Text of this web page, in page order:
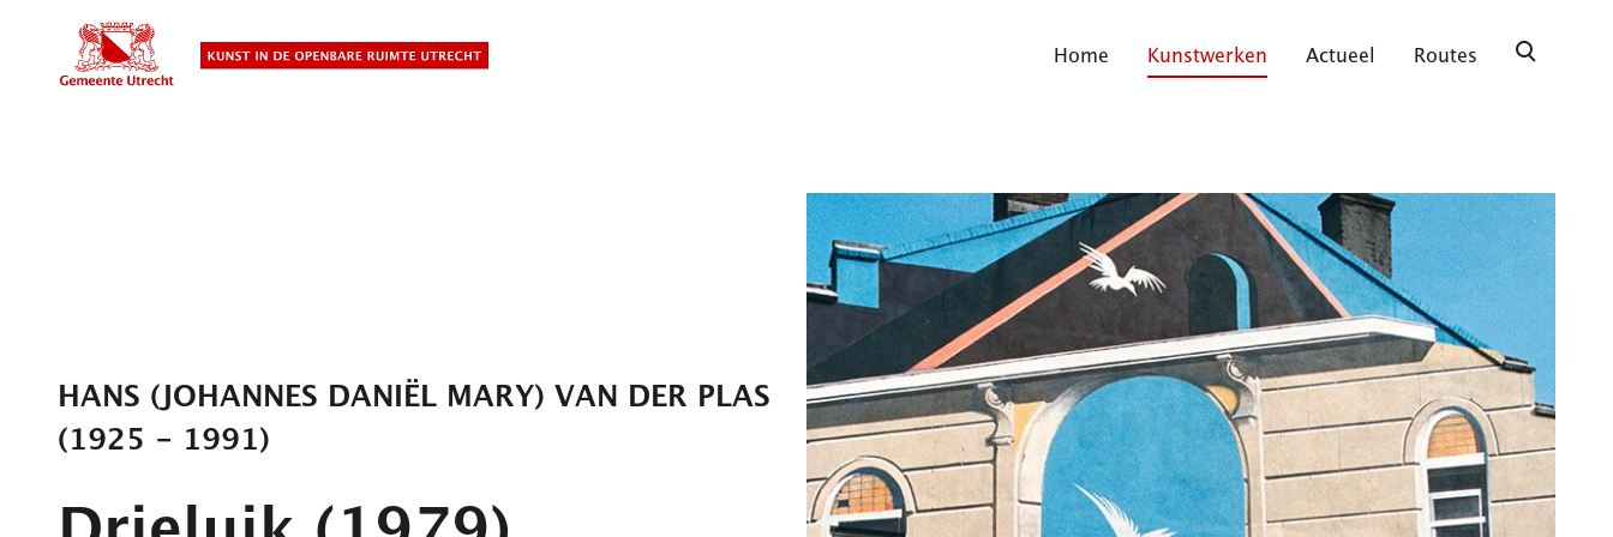
en
naar
Home Kunstwerken Actueel Routes
HANS (JOHANNES DANIËL MARY) VAN DER PLAS
(1925 - 1991)